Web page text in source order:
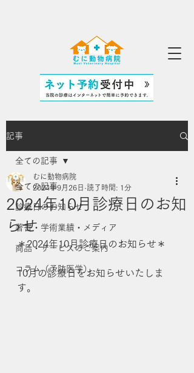
記事
全ての記事
診療日のお知らせ
著書・学術業績・メディア
商品・サービスのご案内
コラム（予防医学）
全ての記事
2024年10月診療日のお知
らせ
むに動物病院
2024年9月26日 読了時間: 1分
＊2024年10月診療日のお知らせ＊
10月の診療日をお知らせいたしま
す。